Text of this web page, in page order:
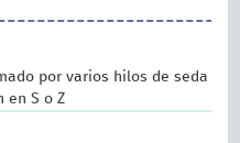
por varios hilos de seda
en S o Z